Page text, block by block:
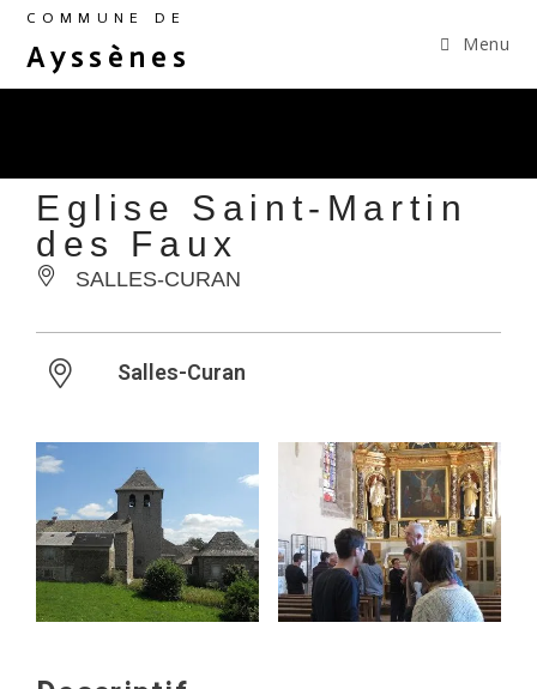
COMMUNE DE
Ayssènes Menu
Eglise Saint-Martin
des Faux
SALLES-CURAN
Salles-Curan